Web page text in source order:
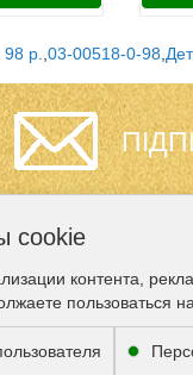
р. 03-00518-0-98
ПОДДЕРЖКИ
Карта сайта
Связаться с нами
cookie
контента,
пользоваться